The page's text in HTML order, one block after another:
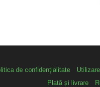
de confidențialitate
Plată și livrare